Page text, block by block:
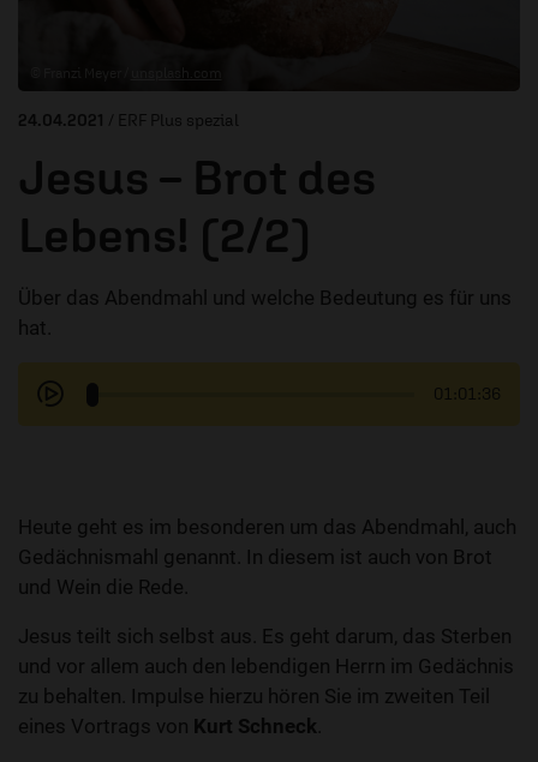
24.04.2021 / ERF Plus spezial
Jesus – Brot des
Lebens! (2/2)
Über das Abendmahl und welche Bedeutung es für uns
hat.
01:01:36
Heute geht es im besonderen um das Abendmahl, auch
Gedächnismahl genannt. In diesem ist auch von Brot
und Wein die Rede.
Jesus teilt sich selbst aus. Es geht darum, das Sterben
und vor allem auch den lebendigen Herrn im Gedächnis
zu behalten. Impulse hierzu hören Sie im zweiten Teil
eines Vortrags von Kurt Schneck